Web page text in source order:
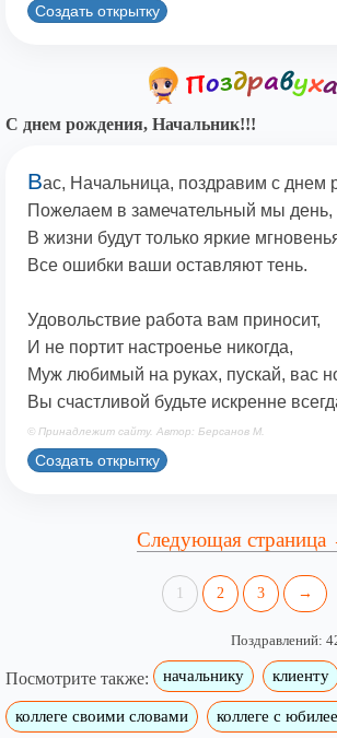
Создать открытку
С днем рождения, Начальник!!!
Вас, Начальница, поздравим с днем
Пожелаем в замечательный мы день,
В жизни будут только яркие
Все ошибки ваши оставляют тень.
Удовольствие работа вам приносит,
И не портит настроенье никогда,
Муж любимый на руках, пускай, вас
Вы счастливой будьте искренне
© Принадлежит сайту. Автор: Берсанов М.
Создать открытку
Следующая страница
1 2 3 →
Поздравлений:
Посмотрите также: начальнику клиенту
коллеге своими словами коллеге с